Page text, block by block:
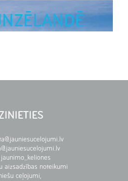
jaunimo_keliones
aizsadzības noteikumi
ceļojumi,